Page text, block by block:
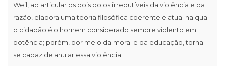
Weil, ao articular os dois polos irredutíveis da violência e da
razão, elabora uma teoria filosófica coerente e atual na qual
o cidadão é o homem considerado sempre violento em
potência; porém, por meio da moral e da educação, torna-
se capaz de anular essa violência.